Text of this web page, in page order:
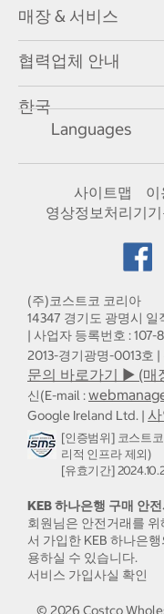
매장 & 서비스
협력업체 안내
한국
Languages
사이트맵
영상정보처리기
(주)코스트코 코리아
14347 경기도 광명시
| 사업자 등록번호 :
2013-경기광명-0013호
문의 바로가기 ▶ (매
신(E-mail :
Google Ireland Ltd. |
[인증범위] 코스트
리적 인프라 제외)
[유효기간]
KEB 하나은행 구매 안
회원님은 안전거래를
서 가입한 KEB 하나은
용하실 수 있습니다.
서비스 가입사실 확인
© 2026 Costco